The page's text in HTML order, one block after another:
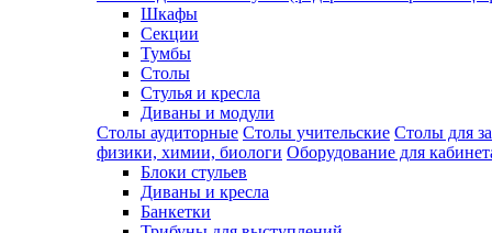
Шкафы
Секции
Тумбы
Столы
Стулья и кресла
Диваны и модули
Столы аудиторные Столы учительские Столы для
физики, химии, биологи Оборудование для
Блоки стульев
Диваны и кресла
Банкетки